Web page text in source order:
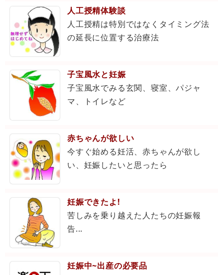
人工授精体験談
人工授精は特別ではなくタイミング法
の延長に位置する治療法
子宝風水と妊娠
子宝風水でみる玄関、寝室、パジャ
マ、トイレなど
赤ちゃんが欲しい
今すぐ始める妊活、赤ちゃんが欲し
い、妊娠したいと思ったら
妊娠できたよ!
苦しみを乗り越えた人たちの妊娠報
告...
妊娠中~出産の必要品